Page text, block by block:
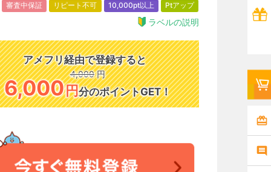
審査中保証 リピート不可 10,000pt以上 Ptアップ
ラベルの説明
アメフリ経由で登録すると
4,000 円
6,000円分のポイントGET！